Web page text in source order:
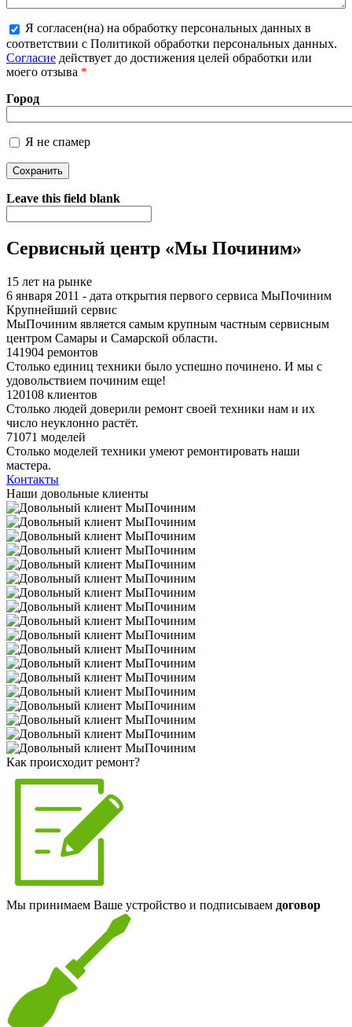
Более подробная информация о текстовых форматах
Я согласен(на) на обработку персональных данных в
соответствии с Политикой обработки персональных данных.
Согласие действует до достижения целей обработки или
моего отзыва *
Город
Я не спамер
Я спамер
Leave this field blank
Сервисный центр «Мы Починим»
15 лет на рынке
6 января 2011 - дата открытия первого сервиса МыПочиним
Крупнейший сервис
МыПочиним является самым крупным частным сервисным
центром Самары и Самарской области.
141904 ремонтов
Столько единиц техники было успешно починено. И мы с
удовольствием починим еще!
120108 клиентов
Столько людей доверили ремонт своей техники нам и их
число неуклонно растёт.
71071 моделей
Столько моделей техники умеют ремонтировать наши
мастера.
Контакты
Наши довольные клиенты
Как происходит ремонт?
Мы принимаем Ваше устройство и подписываем договор